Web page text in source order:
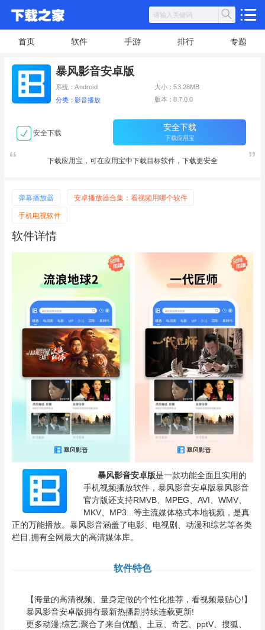
首页 软件 手游 排行 专题
暴风影音安卓版
系统：Android 大小：53.28MB
分类：影音播放 版本：8.7.0.0
安全下载
安全下载
下载应用宝
下载应用宝，可在应用宝中下载目标软件，下载更安全
弹幕播放器 安卓播放器合集：看视频用哪个软件
手机电视软件
软件详情
暴风影音安卓版是一款功能全面且实用的
手机视频播放软件，暴风影音安卓版暴风影音
官方版还支持RMVB、MPEG、AVI、WMV、
MKV、MP3...等主流媒体格式本地视频，是真
正的万能播放。暴风影音涵盖了电影、电视剧、动漫和综艺等各类
栏目,拥有全网最大的高清媒体库。
软件特色
【海量的高清视频、量身定做的个性化推荐，看视频最贴心!】
暴风影音安卓版拥有最新热播剧持续连载更新!
更多动漫;综艺;聚合了来自优酷、土豆、奇艺、pptV、搜狐、